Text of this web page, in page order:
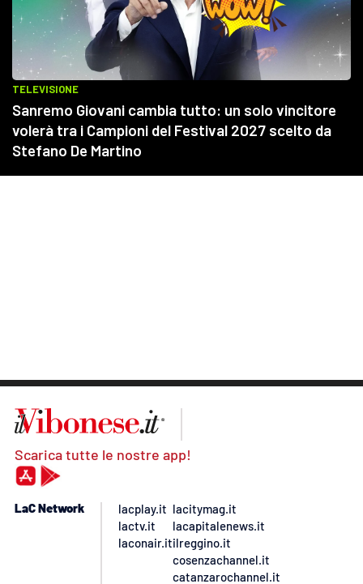
Scarica tutte le nostre app!
LaC Network
lacplay.it
lactv.it
laconair.it
lacitymag.it
lacapitalenews.it
ilreggino.it
cosenzachannel.it
catanzarochannel.it